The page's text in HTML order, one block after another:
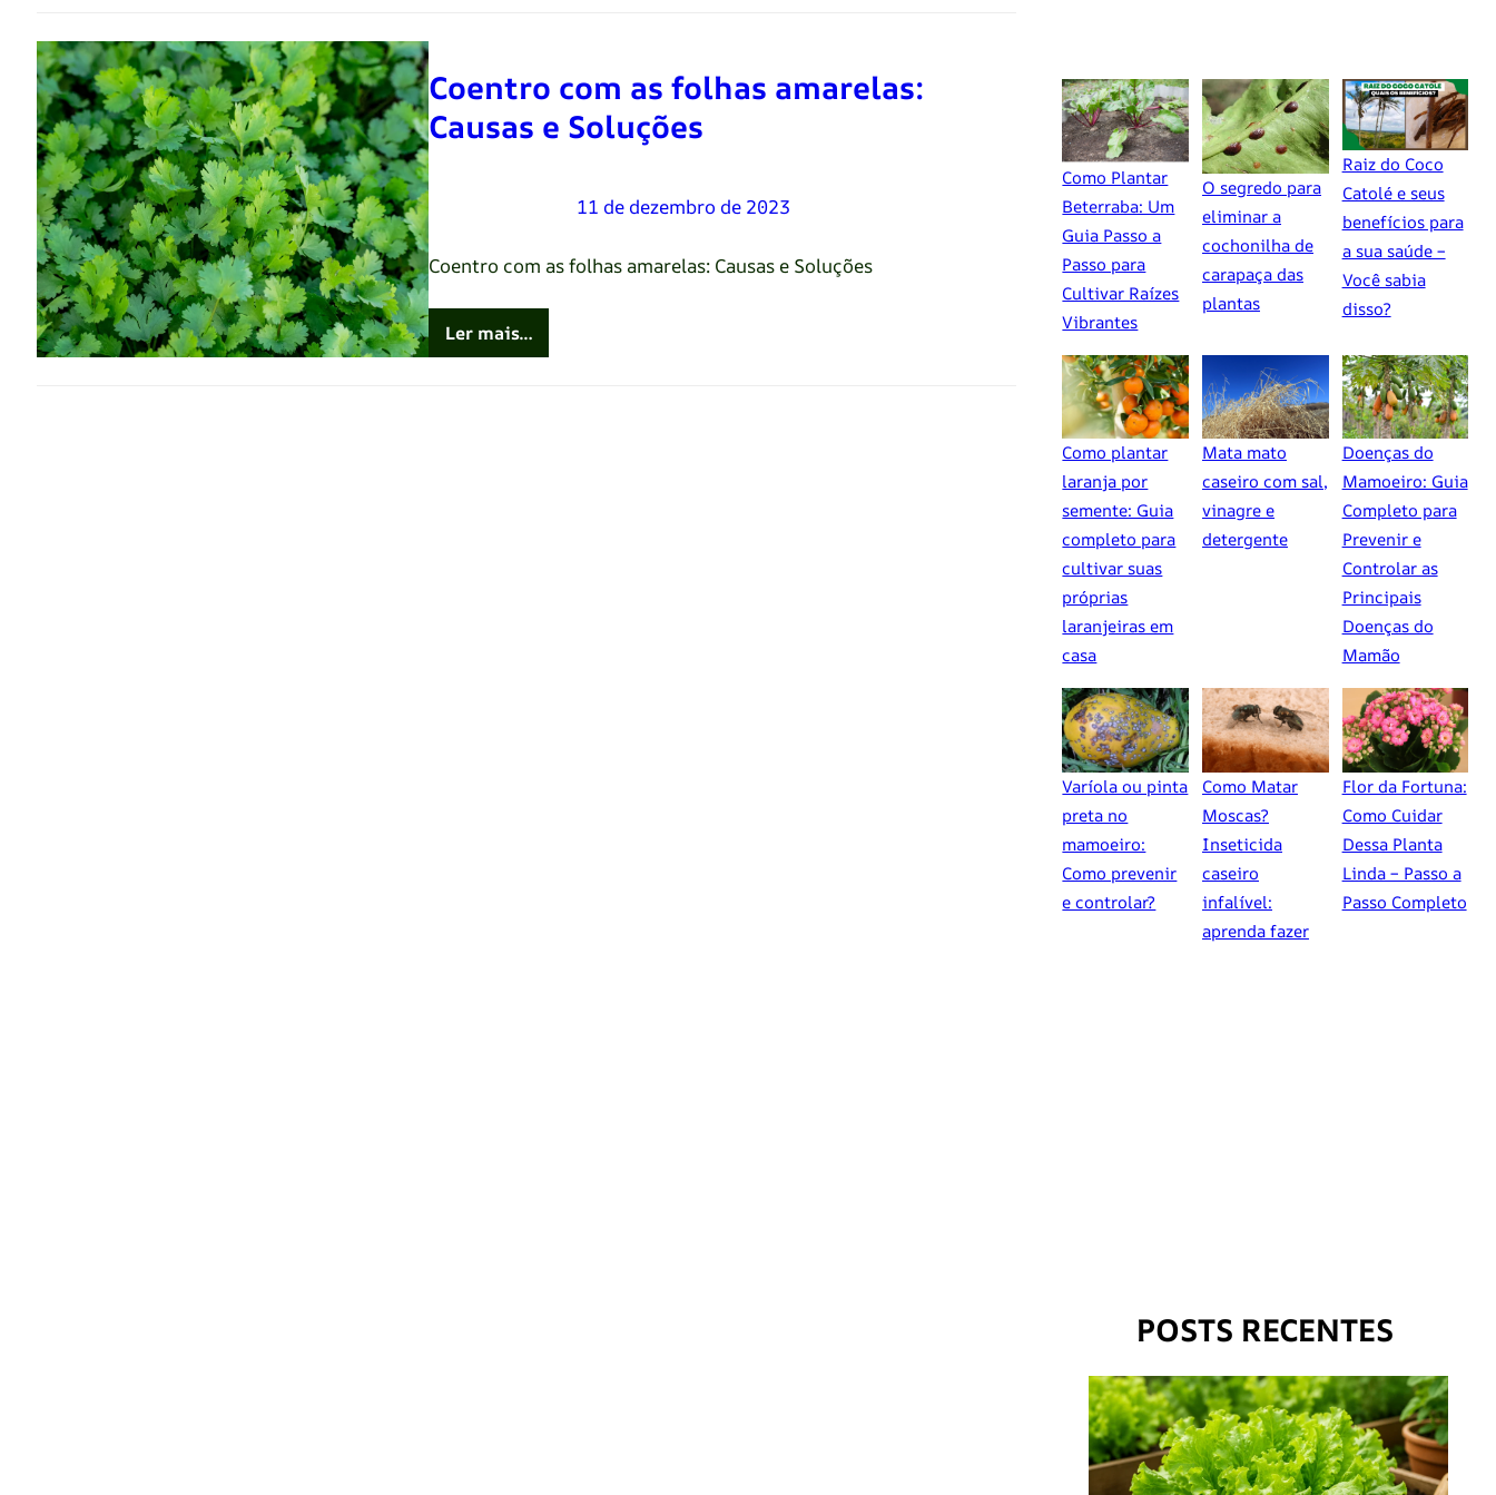
Coentro com as folhas amarelas:
Causas e Soluções
Renato Oliveira 11 de dezembro de 2023
Coentro com as folhas amarelas: Causas e Soluções
Ler mais…
Como Plantar
Beterraba: Um
Guia Passo a
Passo para
Cultivar Raízes
Vibrantes
O segredo para
eliminar a
cochonilha de
carapaça das
plantas
Raiz do Coco
Catolé e seus
benefícios para
a sua saúde –
Você sabia
disso?
Como plantar
laranja por
semente: Guia
completo para
cultivar suas
próprias
laranjeiras em
casa
Mata mato
caseiro com sal,
vinagre e
detergente
Doenças do
Mamoeiro: Guia
Completo para
Prevenir e
Controlar as
Principais
Doenças do
Mamão
Varíola ou pinta
preta no
mamoeiro:
Como prevenir
e controlar?
Como Matar
Moscas?
Inseticida
caseiro
infalível:
aprenda fazer
Flor da Fortuna:
Como Cuidar
Dessa Planta
Linda – Passo a
Passo Completo
POSTS RECENTES